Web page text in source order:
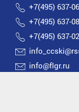
+7(495) 637-
+7(495) 637-
+7(495) 637-
info@flgr.ru